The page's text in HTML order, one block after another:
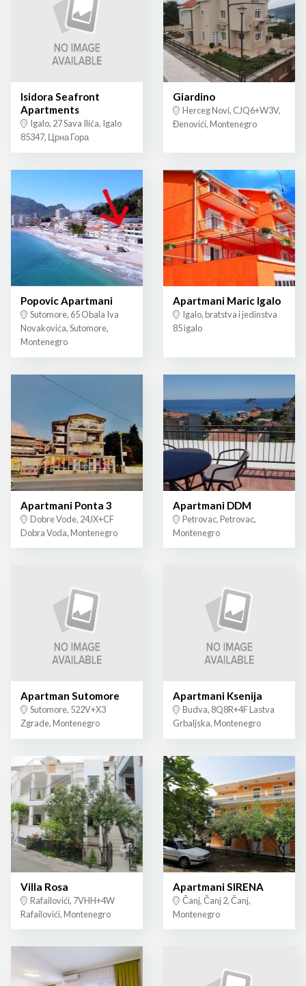
Isidora Seafront
Apartments
Igalo, 27 Sava Ilića, Igalo
85347, Црна Гора
Giardino
Herceg Novi, CJQ6+W3V,
Đenovići, Montenegro
Popovic Apartmani
Sutomore, 65 Obala Iva
Novakovića, Sutomore,
Montenegro
Apartmani Maric Igalo
Igalo, bratstva i jedinstva
85 igalo
Apartmani Ponta 3
Dobre Vode, 24JX+CF
Dobra Voda, Montenegro
Apartmani DDM
Petrovac, Petrovac,
Montenegro
Apartman Sutomore
Sutomore, 522V+X3
Zgrade, Montenegro
Apartmani Ksenija
Budva, 8Q8R+4F Lastva
Grbaljska, Montenegro
Villa Rosa
Rafailovići, 7VHH+4W
Rafailovići, Montenegro
Apartmani SIRENA
Čanj, Čanj 2, Čanj,
Montenegro